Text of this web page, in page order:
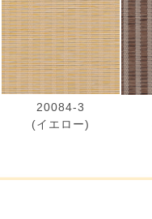
20084-3
(イエロー)